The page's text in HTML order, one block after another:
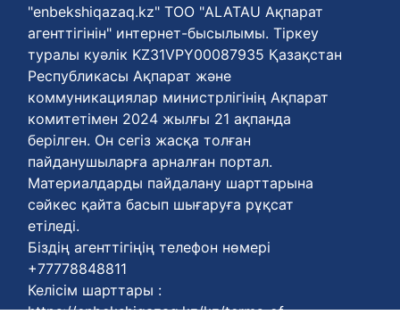
"enbekshiqazaq.kz" ТОО "ALATAU Ақпарат
агенттігінін" интернет-бысылымы. Тіркеу
туралы куәлік KZ31VPY00087935 Қазақстан
Республикасы Ақпарат және
коммуникациялар министрлігінің Ақпарат
комитетімен 2024 жылғы 21 ақпанда
берілген. Он сегіз жасқа толған
пайданушыларға арналған портал.
Материалдарды пайдалану шарттарына
сәйкес қайта басып шығаруға рұқсат
етіледі.
Біздің агенттігіңің телефон нөмері
+77778848811
Келісім шарттары :
https://enbekshiqazaq.kz/kz/terms-of-